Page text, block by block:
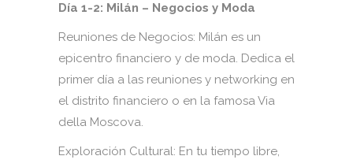
Día 1-2: Milán – Negocios y Moda
Reuniones de Negocios: Milán es un
epicentro financiero y de moda. Dedica el
primer día a las reuniones y networking en
el distrito financiero o en la famosa Via
della Moscova.
Exploración Cultural: En tu tiempo libre,